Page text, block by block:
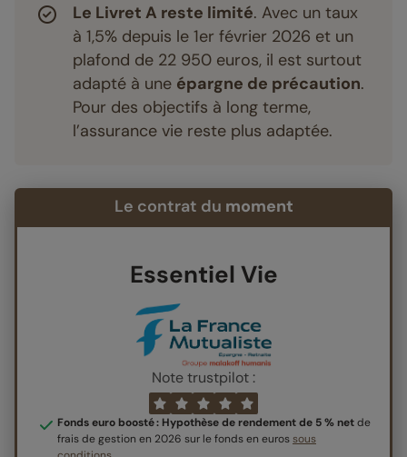
Le Livret A reste limité. Avec un taux
à 1,5% depuis le 1er février 2026 et un
plafond de 22 950 euros, il est surtout
adapté à une épargne de précaution.
Pour des objectifs à long terme,
l’assurance vie reste plus adaptée.
Le contrat du moment
Essentiel Vie
Note trustpilot :
Fonds euro boosté : Hypothèse de rendement de 5 % netde
frais de gestion en 2026 sur le fonds en eurossous